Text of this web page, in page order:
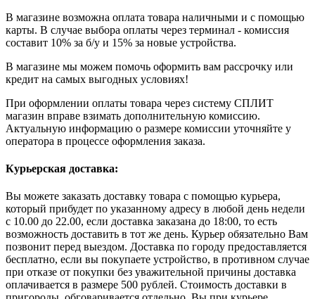
В магазине возможна оплата товара наличными и с помощью
карты. В случае выбора оплаты через терминал - комиссия
составит 10% за б/у и 15% за новые устройства.
В магазине мы можем помочь оформить вам рассрочку или
кредит на самых выгодных условиях!
При оформлении оплаты товара через систему СПЛИТ
магазин вправе взимать дополнительную комиссию.
Актуальную информацию о размере комиссии уточняйте у
оператора в процессе оформления заказа.
Курьерская доставка:
Вы можете заказать доставку товара с помощью курьера,
который прибудет по указанному адресу в любой день недели
с 10.00 до 22.00, если доставка заказана до 18:00, то есть
возможность доставить в тот же день. Курьер обязательно Вам
позвонит перед выездом. Доставка по городу предоставляется
бесплатно, если вы покупаете устройство, в противном случае
при отказе от покупки без уважительной причины доставка
оплачивается в размере 500 рублей. Стоимость доставки в